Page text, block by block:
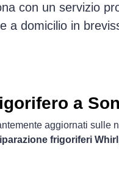
con un servizio
a domicilio in
a
aggiornati sulle
frigoriferi